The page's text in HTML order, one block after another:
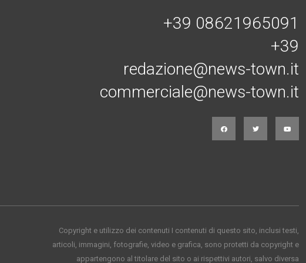
+39 08621965091
+39
redazione@news-town.it
commerciale@news-town.it
Copyright e utilizzo dei contenuti I contenuti di questo sito, inclusi testi,
articoli, immagini, fotografie, video e grafica, sono protetti da copyright e
appartengono al titolare del sito o ai rispettivi autori, salvo diversa